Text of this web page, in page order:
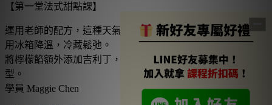
【第一堂法式甜點課】
運用老師的配方，這種天氣製作塔殼是一項挑戰，必須多加善
用冰箱降溫，冷藏鬆弛。
將檸檬餡額外添加吉利丁，使內餡能夠擠出美麗的玫瑰花造
型。
學員 Maggie Chen